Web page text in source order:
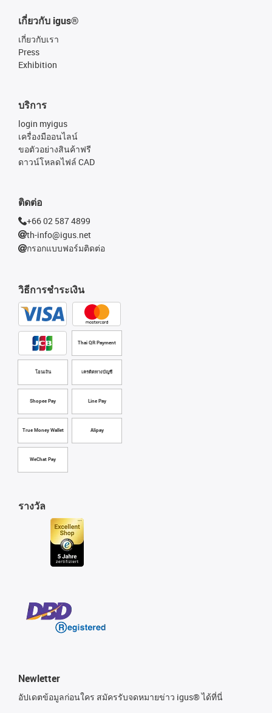
เกี่ยวกับ igus®
เกี่ยวกับเรา
Press
Exhibition
วิธีการชำระเงิน
Thai QR Payment
โอนเงิน เครดิตทางบัญชี
Shopee Pay Line Pay
True Money Wallet Alipay
WeChat Pay
บริการ
login myigus
เครื่องมืออนไลน์
ขอตัวอย่างสินค้าฟรี
ดาวน์โหลดไฟล์ CAD
รางวัล
ติดต่อ
+66 02 587 4899
th-info@igus.net
กรอกแบบฟอร์มติดต่อ
Newletter
อัปเดตข้อมูลก่อนใคร สมัครรับจดหมายข่าว igus® ได้ที่นี่